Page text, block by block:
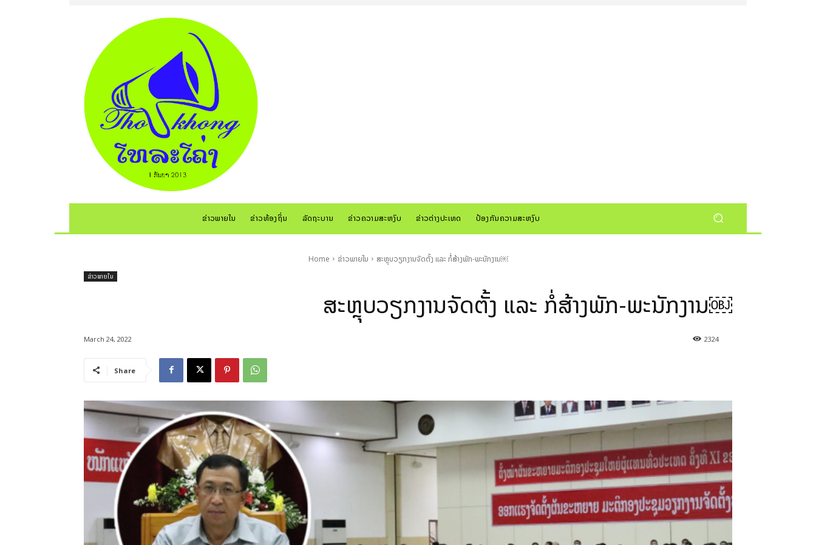
ຂ່າວພາຍໃນ ຂ່າວທ້ອງຖິ່ນ ລັດຖະບານ ຂ່າວຄວາມສະຫງົບ ຂ່າວຕ່າງປະເທດ ປ້ອງກັນຄວາມສະຫງົບ
Home ຂ່າວພາຍໃນ ສະຫຼຸບວຽກງານຈັດຕັ້ງ ແລະ ກໍ່ສ້າງພັກ-ພະນັກງານ￼
ຂ່າວພາຍໃນ
ສະຫຼຸບວຽກງານຈັດຕັ້ງ ແລະ ກໍ່ສ້າງພັກ-ພະນັກງານ￼
2324
March 24, 2022
Share